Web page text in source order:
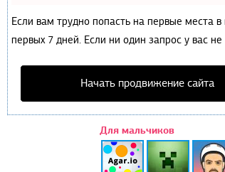
Если вам трудно попасть на первые места
первых 7 дней. Если ни один запрос у вас
Начать продвижение сайта
Для мальчиков